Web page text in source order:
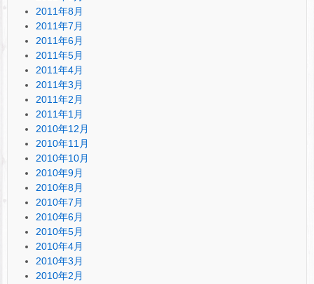
2011年8月
2011年7月
2011年6月
2011年5月
2011年4月
2011年3月
2011年2月
2011年1月
2010年12月
2010年11月
2010年10月
2010年9月
2010年8月
2010年7月
2010年6月
2010年5月
2010年4月
2010年3月
2010年2月